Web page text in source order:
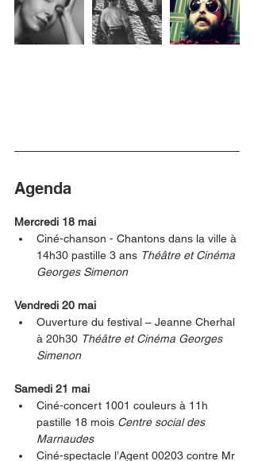
Agenda
Mercredi 18 mai
Ciné-chanson - Chantons dans la ville à
14h30 pastille 3 ans Théâtre et Cinéma
Georges Simenon
Vendredi 20 mai
Ouverture du festival – Jeanne Cherhal
à 20h30 Théâtre et Cinéma Georges
Simenon
Samedi 21 mai
Ciné-concert 1001 couleurs à 11h
pastille 18 mois Centre social des
Marnaudes
Ciné-spectacle l’Agent 00203 contre Mr